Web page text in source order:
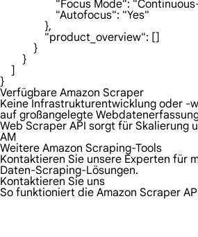
"Focus Mode":
                    "Autofocus": "Yes"
                },
                "product_overview": []
            }
        }
    ]
}
Verfügbare Amazon Scraper
Keine Infrastrukturentwicklung oder -
auf großangelegte
Web Scraper API sorgt für Skalierung
AM
Weitere Amazon Scraping-Tools
Kontaktieren Sie unsere Experten für
Daten-Scraping-Lösungen.
Kontaktieren Sie uns
So funktioniert die Amazon Scraper